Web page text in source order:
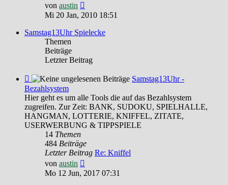
von austin
Beitrag
Mi 20 Jan, 2010 18:51
Samstag13Uhr Spielecke
Themen
Beiträge
Letzter Beitrag
Feed
-
Samstag13Uhr
-
Bezahlsystem
Samstag13Uhr -
Bezahlsystem
Hier geht es um alle Tools die auf das Bezahlsystem
zugreifen. Zur Zeit: BANK, SUDOKU, SPIELHALLE,
HANGMAN, LOTTERIE, KNIFFEL, ZITATE,
USERWERBUNG & TIPPSPIELE
14 Themen
484 Beiträge
Letzter Beitrag Re: Kniffel
von austin
Beitrag
Mo 12 Jun, 2017 07:31